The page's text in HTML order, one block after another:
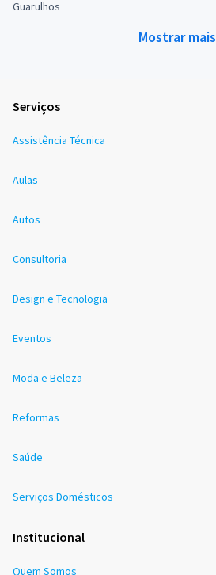
Guarulhos
Mostrar mais
Serviços
Assistência Técnica
Aulas
Autos
Consultoria
Design e Tecnologia
Eventos
Moda e Beleza
Reformas
Saúde
Serviços Domésticos
Institucional
Quem Somos